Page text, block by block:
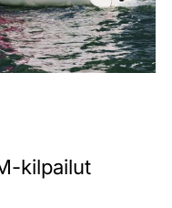
kilpailut